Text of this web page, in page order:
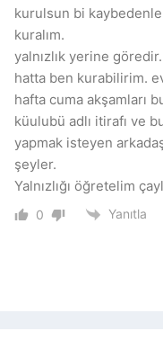
kurulsun bi
kuralım.
yalnızlık yerine göredir.
hatta ben kurabilirim.
hafta cuma akşamları
küulubü adlı itirafı ve
yapmak isteyen
şeyler.
Yalnızlığı öğretelim
0 Yanıtla